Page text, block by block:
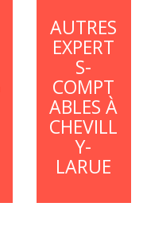
AUTRES
EXPERT
S-
COMPT
ABLES À
CHEVILL
Y-
LARUE